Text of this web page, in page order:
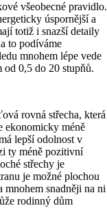
všeobecné pravidlo.
úspornější a
totiž i snazší detaily
to podíváme
mnohem lépe vede
od 0,5 do 20 stupňů.
rovná střecha, která
ekonomicky méně
lepší odolnost v
ty méně pozitivní
střechy je
je možné plochou
mnohem snadněji na ni
rodinný dům